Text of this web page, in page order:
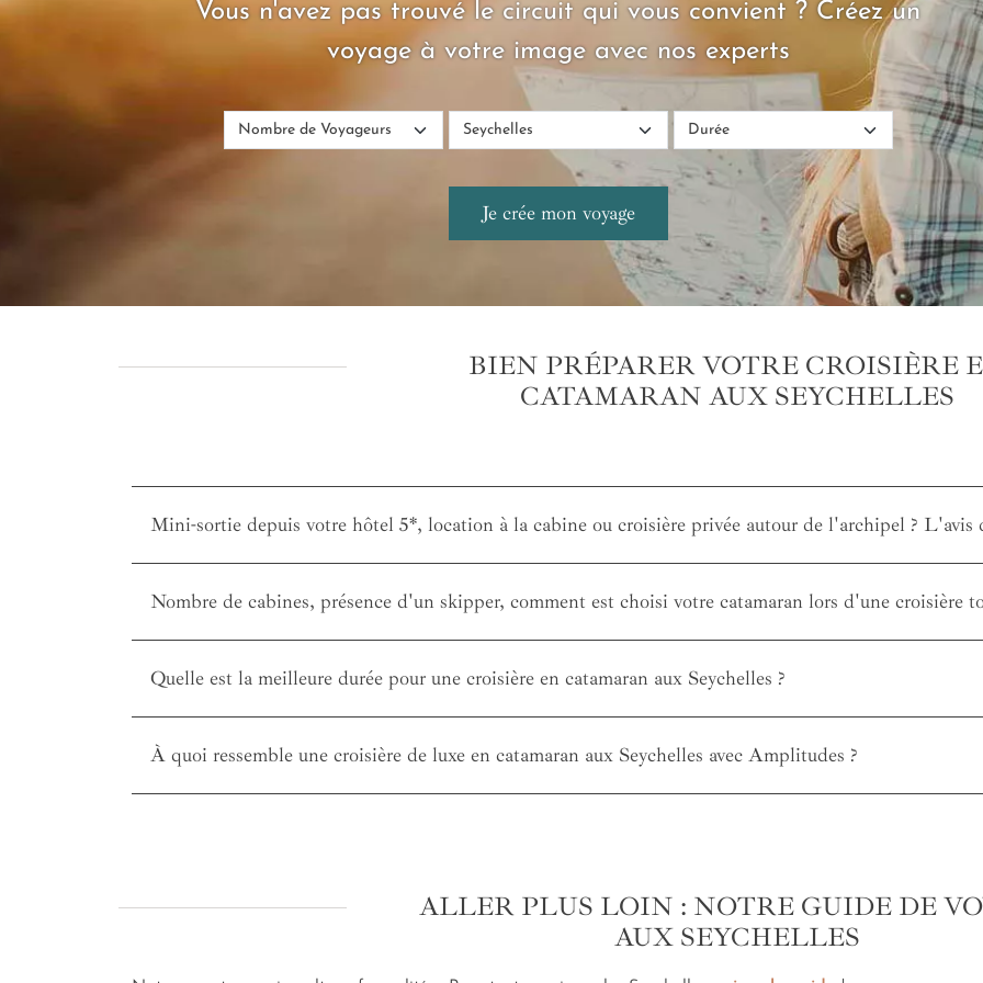
Vous n'avez pas trouvé le circuit qui vous convient ? Créez un
voyage à votre image avec nos experts
BIEN PRÉPARER VOTRE CROISIÈRE
CATAMARAN AUX SEYCHELLES
Mini-sortie depuis votre hôtel 5*, location à la cabine ou croisière privée autour de l'archipel ? L'avis
Nombre de cabines, présence d'un skipper, comment est choisi votre catamaran lors d'une croisière
Quelle est la meilleure durée pour une croisière en catamaran aux Seychelles ?
À quoi ressemble une croisière de luxe en catamaran aux Seychelles avec Amplitudes ?
ALLER PLUS LOIN : NOTRE GUIDE DE
AUX SEYCHELLES